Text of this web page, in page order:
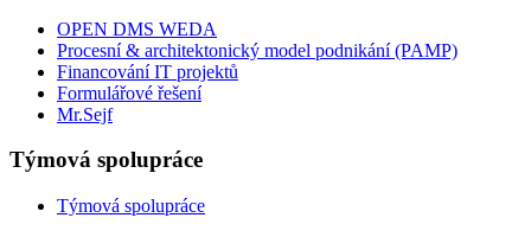
OPEN DMS WEDA
Procesní & architektonický model podnikání (PAMP)
Financování IT projektů
Formulářové řešení
Mr.Sejf
Týmová spolupráce
Týmová spolupráce